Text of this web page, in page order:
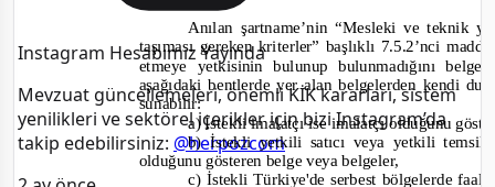
Instagram Hesabımız Yayında
Mevzuat güncellemeleri, önemli KİK kararları, sistem
yenilikleri ve sektörel içerikler için bizi Instagram’da
takip edebilirsiniz: @herpozcom
Anılan şartname’nin “Mesleki ve
taşıması gereken kriterler” başlıklı 7.5.2’nci
etmeye yetkisinin bulunup bulunmadığını
aşağıdaki bentlerde yer alan belgelerden kendi
sunabilir:
a) İstekli imalatçı ise imalatçı olduğunu
b) İstekli yetkili satıcı veya yetkili
olduğunu gösteren belge veya belgeler,
c) İstekli Türkiye'de serbest bölgelerde